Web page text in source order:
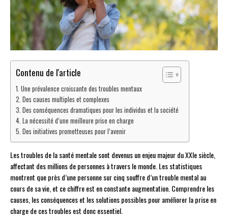
Contenu de l'article
Une prévalence croissante des troubles mentaux
Des causes multiples et complexes
Des conséquences dramatiques pour les individus et la société
La nécessité d’une meilleure prise en charge
Des initiatives prometteuses pour l’avenir
Les troubles de la santé mentale sont devenus un enjeu majeur du XXIe siècle,
affectant des millions de personnes à travers le monde. Les statistiques
montrent que près d’une personne sur cinq souffre d’un trouble mental au
cours de sa vie, et ce chiffre est en constante augmentation. Comprendre les
causes, les conséquences et les solutions possibles pour améliorer la prise en
charge de ces troubles est donc essentiel.